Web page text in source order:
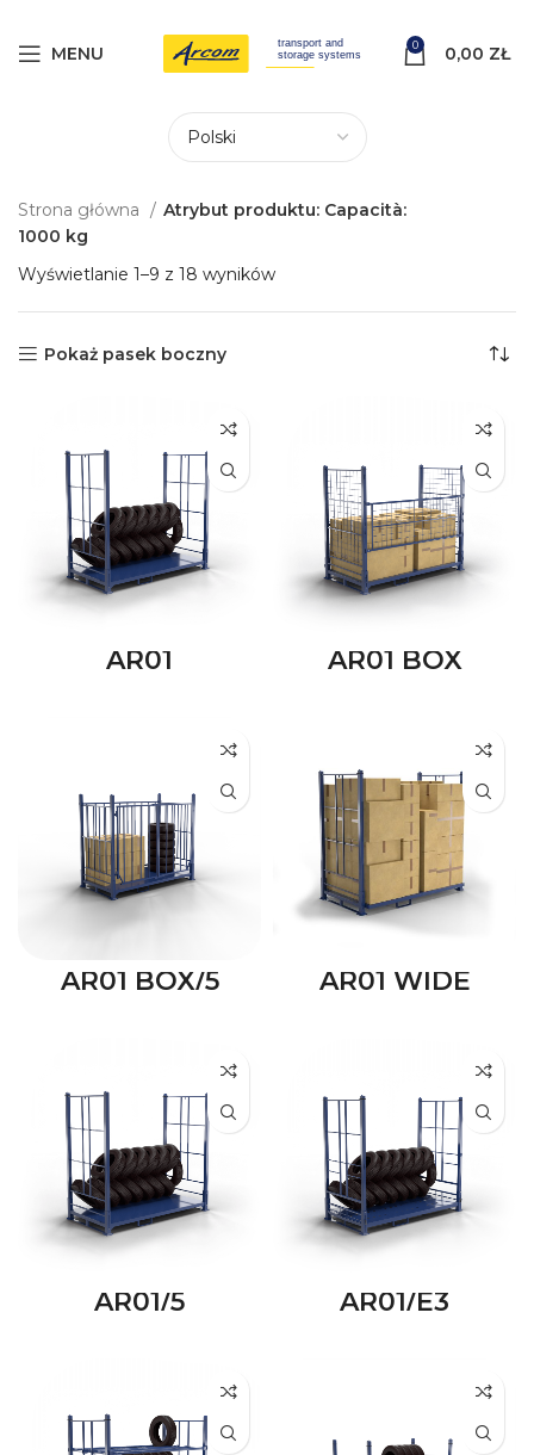
MENU 0 0,00 ZŁ
Strona główna
Atrybut produktu: Capacità:
1000 kg
Wyświetlanie 1–9 z 18 wyników
Pokaż pasek boczny
AR01 AR01 BOX
AR01 BOX/5 AR01 WIDE
AR01/5 AR01/E3